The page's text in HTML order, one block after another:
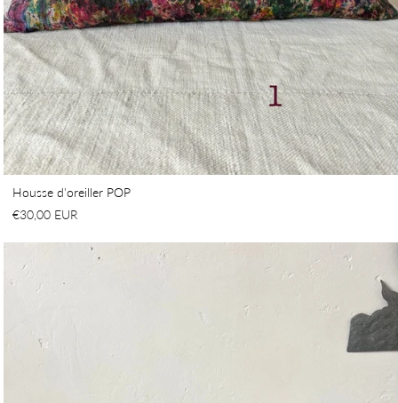
Housse d'oreiller POP
€30,00 EUR